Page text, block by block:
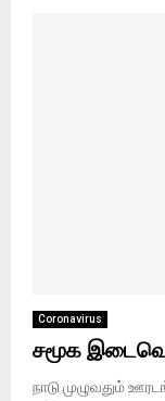
Coronavirus
சமூக
நாடு முழுவதும்